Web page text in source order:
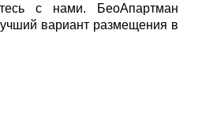
с нами. БеоАпартман
вариант размещения в